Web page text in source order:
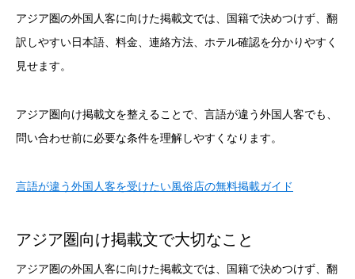
アジア圏の外国人客に向けた掲載文では、国籍で決めつけず、翻
訳しやすい日本語、料金、連絡方法、ホテル確認を分かりやすく
見せます。
アジア圏向け掲載文を整えることで、言語が違う外国人客でも、
問い合わせ前に必要な条件を理解しやすくなります。
言語が違う外国人客を受けたい風俗店の無料掲載ガイド
アジア圏向け掲載文で大切なこと
アジア圏の外国人客に向けた掲載文では、国籍で決めつけず、翻